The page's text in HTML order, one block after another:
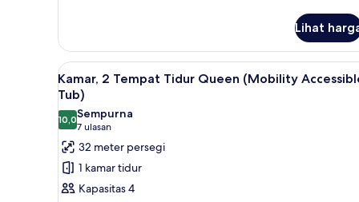
Kamar,
Tempat
Tidur
King
(Mobility
Accessible,
Tub)
Lihat
Lihat
semua
foto
untuk
Kamar,
2
Tempat
Tidur
Meja kerja, ruang kerja
5
Kamar, 2 Tempat Tidur Queen (Mobility
Tub)
10,010,0 dari 10
Sempurna
7 ulasan
(7
ulasan)
32 meter persegi
1 kamar tidur
Kapasitas 4